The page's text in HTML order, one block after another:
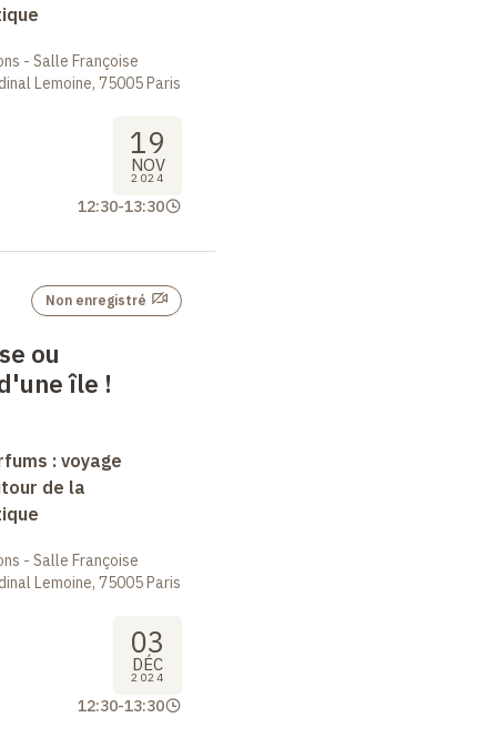
- Salle Françoise
Lemoine, 75005 Paris
19
NOV
2024
12:30-13:30
ou
île !
Non enregistré
: voyage
de la
- Salle Françoise
Lemoine, 75005 Paris
03
DÉC
2024
12:30-13:30